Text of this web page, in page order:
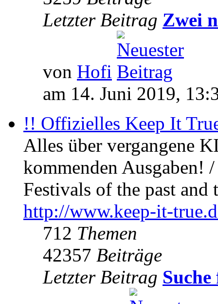
Letzter Beitrag Zwei
von Hofi
am 14. Juni 2019,
!! Offizielles Keep It
Alles über vergangene
kommenden Ausgaben!
Festivals of the past
http://www.keep-it-
712 Themen
42357 Beiträge
Letzter Beitrag